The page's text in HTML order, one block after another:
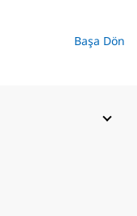
Başa Dön